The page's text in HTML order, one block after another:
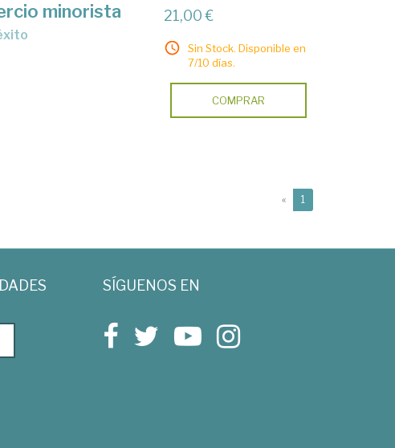
minorista 21,00 €
Sin Stock. Disponible en
7/10 días.
COMPRAR
« 1
SÍGUENOS EN